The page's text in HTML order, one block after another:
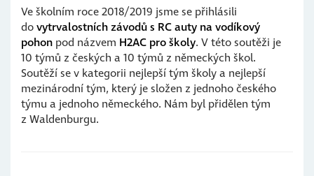
Ve školním roce 2018/2019 jsme se přihlásili
dovytrvalostních závodů s RC auty na vodíkový
pohon pod názvem H2AC pro školy. V této soutěži je
10 týmů z českých a 10 týmů z německých škol.
Soutěží se v kategorii nejlepší tým školy a nejlepší
mezinárodní tým, který je složen z jednoho českého
týmu a jednoho německého. Nám byl přidělen tým
z Waldenburgu.